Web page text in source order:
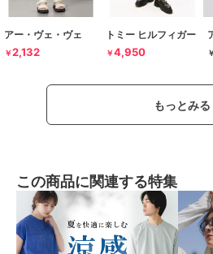
アー・ヴェ・ヴェ
￥2,132
トミー ヒルフィガー
￥4,950 ￥
もっとみる
この商品に関連する特集